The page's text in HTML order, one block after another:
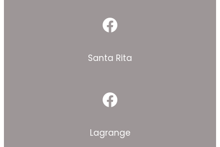
Facebook
Santa Rita
Facebook
Lagrange